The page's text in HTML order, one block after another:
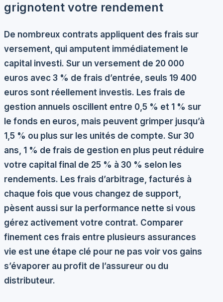
grignotent votre rendement
De nombreux contrats appliquent des frais sur
versement, qui amputent immédiatement le
capital investi. Sur un versement de 20 000
euros avec 3 % de frais d’entrée, seuls 19 400
euros sont réellement investis. Les frais de
gestion annuels oscillent entre 0,5 % et 1 % sur
le fonds en euros, mais peuvent grimper jusqu’à
1,5 % ou plus sur les unités de compte. Sur 30
ans, 1 % de frais de gestion en plus peut réduire
votre capital final de 25 % à 30 % selon les
rendements. Les frais d’arbitrage, facturés à
chaque fois que vous changez de support,
pèsent aussi sur la performance nette si vous
gérez activement votre contrat. Comparer
finement ces frais entre plusieurs assurances
vie est une étape clé pour ne pas voir vos gains
s’évaporer au profit de l’assureur ou du
distributeur.